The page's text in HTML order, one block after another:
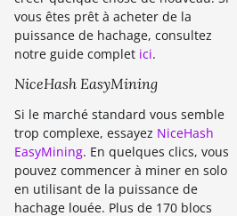
vous êtes prêt à acheter de la
puissance de hachage, consultez
notre guide complet ici.
NiceHash EasyMining
Si le marché standard vous semble
trop complexe, essayez NiceHash
EasyMining. En quelques clics, vous
pouvez commencer à miner en solo
en utilisant de la puissance de
hachage louée. Plus de 170 blocs